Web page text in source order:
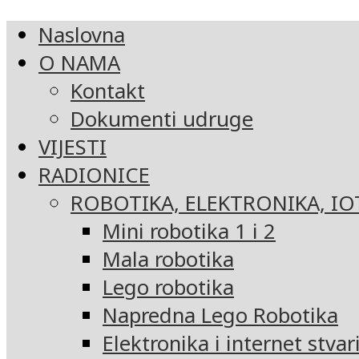
Naslovna
O NAMA
Kontakt
Dokumenti udruge
VIJESTI
RADIONICE
ROBOTIKA, ELEKTRONIKA,
Mini robotika 1 i 2
Mala robotika
Lego robotika
Napredna Lego Robotika
Elektronika i internet